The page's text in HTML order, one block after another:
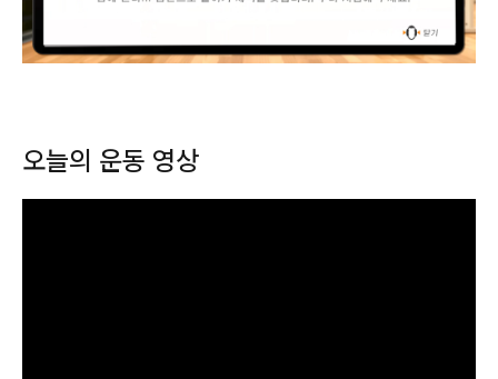
오늘의 운동 영상